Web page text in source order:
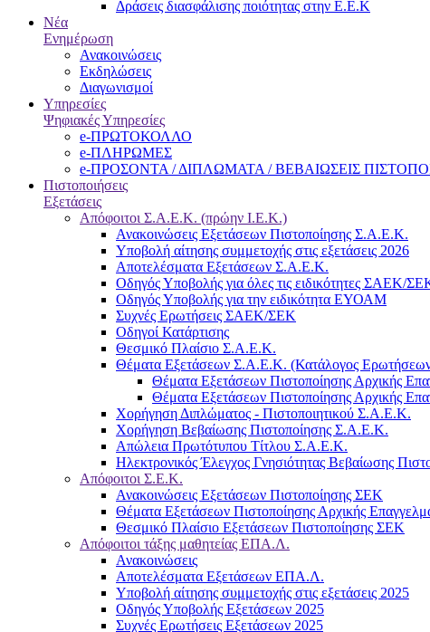
Δράσεις διασφάλισης ποιότητας στην Ε.Ε.Κ
Νέα
Ενημέρωση
Ανακοινώσεις
Εκδηλώσεις
Διαγωνισμοί
Υπηρεσίες
Ψηφιακές Υπηρεσίες
e-ΠΡΩΤΟΚΟΛΛΟ
e-ΠΛΗΡΩΜΕΣ
e-ΠΡΟΣΟΝΤΑ / ΔΙΠΛΩΜΑΤΑ / ΒΕΒΑΙΩΣΕΙΣ
Πιστοποιήσεις
Εξετάσεις
Απόφοιτοι Σ.Α.Ε.Κ. (πρώην Ι.Ε.Κ.)
Ανακοινώσεις Εξετάσεων Πιστοποίησης Σ.Α.Ε.Κ.
Υποβολή αίτησης συμμετοχής στις εξετάσεις 2026
Αποτελέσματα Εξετάσεων Σ.Α.Ε.Κ.
Οδηγός Υποβολής για όλες τις ειδικότητες ΣΑΕΚ/
Οδηγός Υποβολής για την ειδικότητα ΕΥΟΑΜ
Συχνές Ερωτήσεις ΣΑΕΚ/ΣΕΚ
Οδηγοί Κατάρτισης
Θεσμικό Πλαίσιο Σ.Α.Ε.Κ.
Θέματα Εξετάσεων Σ.Α.Ε.Κ. (Κατάλογος
Θέματα Εξετάσεων Πιστοποίησης Αρχικής
Θέματα Εξετάσεων Πιστοποίησης Αρχικής
Χορήγηση Διπλώματος - Πιστοποιητικού Σ.Α.Ε.Κ.
Χορήγηση Βεβαίωσης Πιστοποίησης Σ.Α.Ε.Κ.
Απώλεια Πρωτότυπου Τίτλου Σ.Α.Ε.Κ.
Ηλεκτρονικός Έλεγχος Γνησιότητας Βεβαίωσης
Απόφοιτοι Σ.Ε.Κ.
Ανακοινώσεις Εξετάσεων Πιστοποίησης ΣΕΚ
Θέματα Εξετάσεων Πιστοποίησης Αρχικής
Θεσμικό Πλαίσιο Εξετάσεων Πιστοποίησης ΣΕΚ
Απόφοιτοι τάξης μαθητείας ΕΠΑ.Λ.
Ανακοινώσεις
Αποτελέσματα Εξετάσεων ΕΠΑ.Λ.
Υποβολή αίτησης συμμετοχής στις εξετάσεις 2025
Οδηγός Υποβολής Εξετάσεων 2025
Συχνές Ερωτήσεις Εξετάσεων 2025